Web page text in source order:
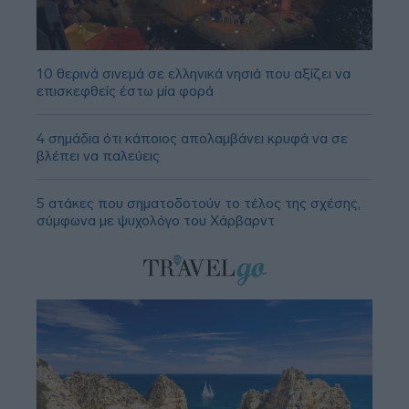
10 θερινά σινεμά σε ελληνικά νησιά που αξίζει να
επισκεφθείς έστω μία φορά
4 σημάδια ότι κάποιος απολαμβάνει κρυφά να σε
βλέπει να παλεύεις
5 ατάκες που σηματοδοτούν το τέλος της σχέσης,
σύμφωνα με ψυχολόγο του Χάρβαρντ